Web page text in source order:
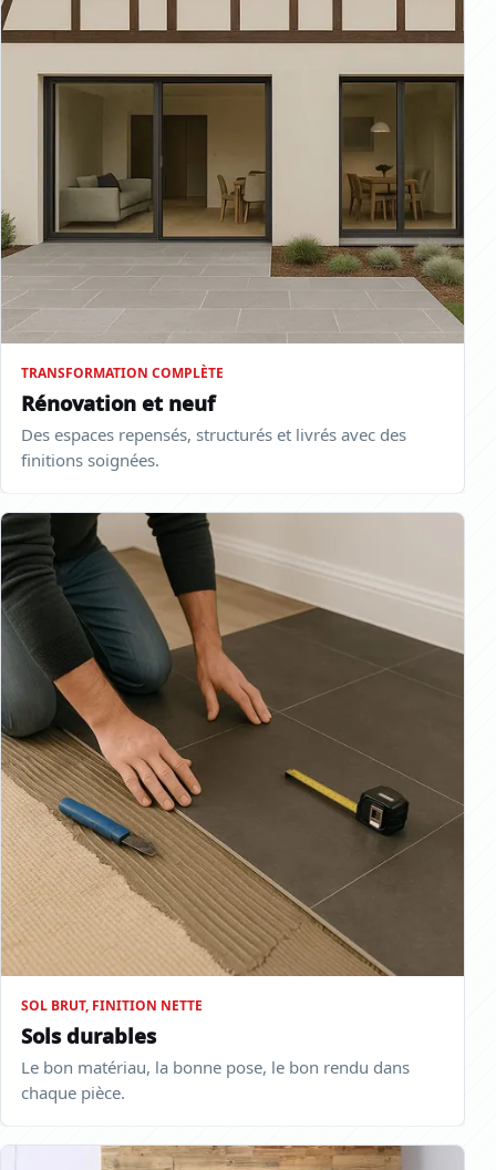
TRANSFORMATION COMPLÈTE
Rénovation et neuf
Des espaces repensés, structurés et livrés avec des
finitions soignées.
SOL BRUT, FINITION NETTE
Sols durables
Le bon matériau, la bonne pose, le bon rendu dans
chaque pièce.